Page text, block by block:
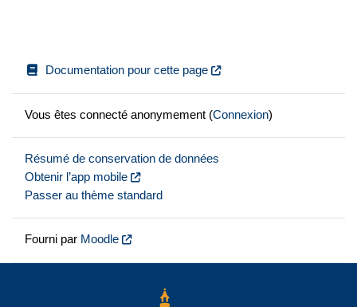
Documentation pour cette page
Vous êtes connecté anonymement (Connexion)
Résumé de conservation de données
Obtenir l’app mobile
Passer au thème standard
Fourni par Moodle